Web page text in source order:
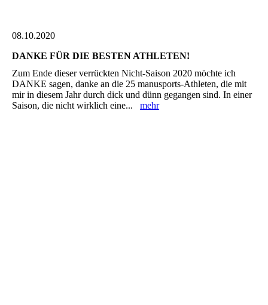
08.10.2020
DANKE FÜR DIE BESTEN ATHLETEN!
Zum Ende dieser verrückten Nicht-Saison 2020 möchte ich
DANKE sagen, danke an die 25 manusports-Athleten, die mit
mir in diesem Jahr durch dick und dünn gegangen sind. In einer
Saison, die nicht wirklich eine... mehr